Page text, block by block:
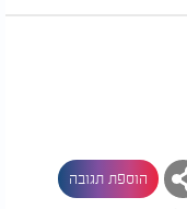
הוספת תגובה